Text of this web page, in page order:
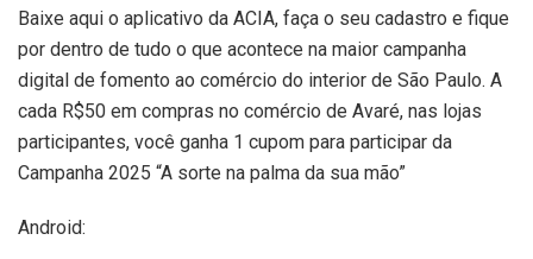
Baixe aqui o aplicativo da ACIA, faça o seu cadastro e fique
por dentro de tudo o que acontece na maior campanha
digital de fomento ao comércio do interior de São Paulo. A
cada R$50 em compras no comércio de Avaré, nas lojas
participantes, você ganha 1 cupom para participar da
Campanha 2025 “A sorte na palma da sua mão”
Android: